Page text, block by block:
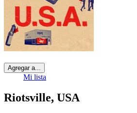
Agregar a...
Mi lista
Riotsville, USA